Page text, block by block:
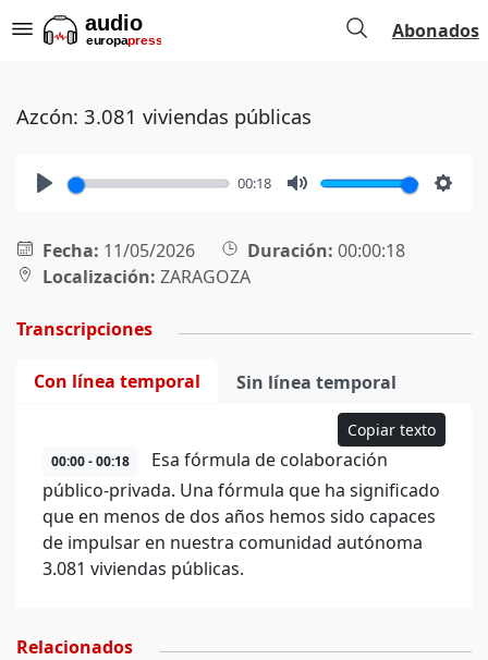
Abonados
Azcón: 3.081 viviendas públicas
00:18
Fecha: 11/05/2026 Duración: 00:00:18
Localización: ZARAGOZA
Transcripciones
Con línea temporal Sin línea temporal
Copiar texto
00:00 - 00:18
Esa fórmula de colaboración
público-privada. Una fórmula que ha significado
que en menos de dos años hemos sido capaces
de impulsar en nuestra comunidad autónoma
3.081 viviendas públicas.
Relacionados